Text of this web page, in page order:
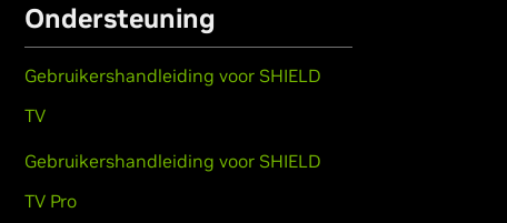
Ondersteuning
Gebruikershandleiding voor SHIELD
TV
Gebruikershandleiding voor SHIELD
TV Pro